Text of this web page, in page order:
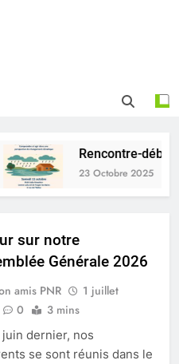
Amis du
naturel
régional de
Vallée de
Chevreuse
Rencontre-débat
23 Octobre 2025
sur notre
Générale 2026
amis PNR
1 juillet
0 3 mins
juin dernier, nos
se sont réunis dans le